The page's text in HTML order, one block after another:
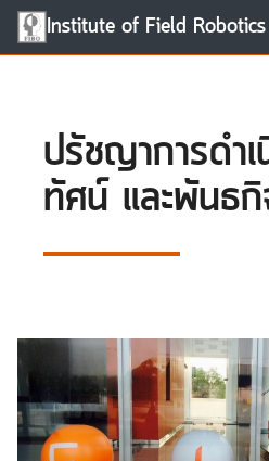
Skip
Institute of Field Robotics
ปรัชญาการดำ
ทัศน์ และพันธ